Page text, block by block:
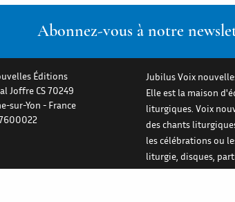
Abonnez-vous à notre
Éditions
Joffre CS 70249
sur-Yon - France
Jubilus Voix
Elle est la maison
liturgiques. Voix
des chants
les célébrations ou
liturgie, disques,